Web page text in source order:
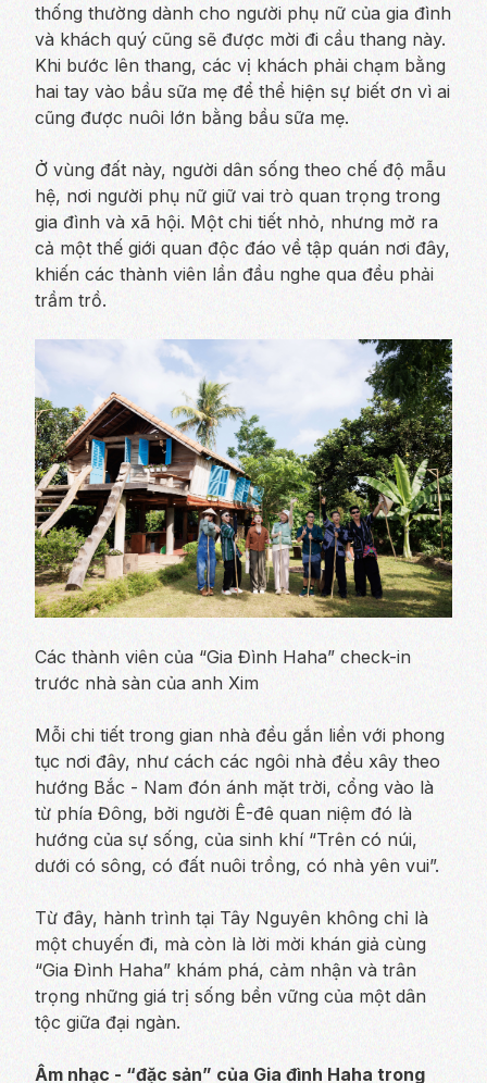
thống thường dành cho người phụ nữ của gia đình
và khách quý cũng sẽ được mời đi cầu thang này.
Khi bước lên thang, các vị khách phải chạm bằng
hai tay vào bầu sữa mẹ để thể hiện sự biết ơn vì ai
cũng được nuôi lớn bằng bầu sữa mẹ.
Ở vùng đất này, người dân sống theo chế độ mẫu
hệ, nơi người phụ nữ giữ vai trò quan trọng trong
gia đình và xã hội. Một chi tiết nhỏ, nhưng mở ra
cả một thế giới quan độc đáo về tập quán nơi đây,
khiến các thành viên lần đầu nghe qua đều phải
trầm trồ.
Các thành viên của “Gia Đình Haha” check-in
trước nhà sàn của anh Xim
Mỗi chi tiết trong gian nhà đều gắn liền với phong
tục nơi đây, như cách các ngôi nhà đều xây theo
hướng Bắc - Nam đón ánh mặt trời, cổng vào là
từ phía Đông, bởi người Ê-đê quan niệm đó là
hướng của sự sống, của sinh khí “Trên có núi,
dưới có sông, có đất nuôi trồng, có nhà yên vui”.
Từ đây, hành trình tại Tây Nguyên không chỉ là
một chuyến đi, mà còn là lời mời khán giả cùng
“Gia Đình Haha” khám phá, cảm nhận và trân
trọng những giá trị sống bền vững của một dân
tộc giữa đại ngàn.
Âm nhạc - “đặc sản” của Gia đình Haha trong